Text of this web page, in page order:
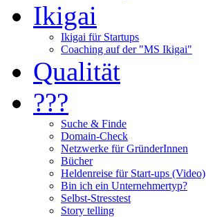
Ikigai
Ikigai für Startups
Coaching auf der "MS Ikigai"
Qualität
???
Suche & Finde
Domain-Check
Netzwerke für GründerInnen
Bücher
Heldenreise für Start-ups (Video)
Bin ich ein Unternehmertyp?
Selbst-Stresstest
Story telling